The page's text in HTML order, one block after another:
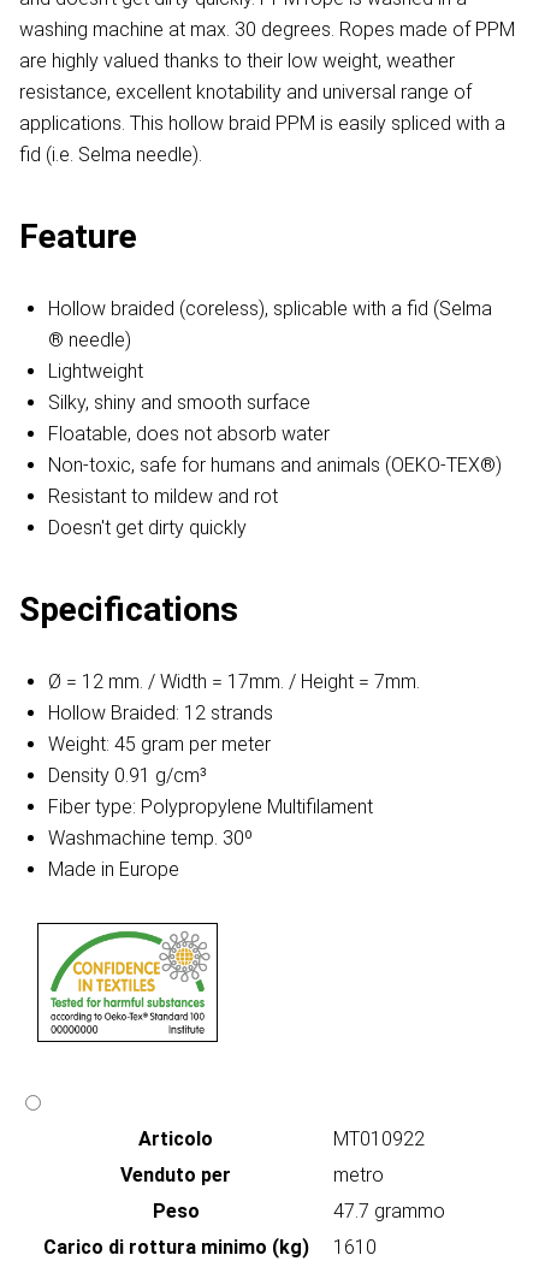
washing machine at max. 30 degrees. Ropes made of PPM
are highly valued thanks to their low weight, weather
resistance, excellent knotability and universal range of
applications. This hollow braid PPM is easily spliced with a
fid (i.e. Selma needle).
Feature
Hollow braided (coreless), splicable with a fid (Selma
® needle)
Lightweight
Silky, shiny and smooth surface
Floatable, does not absorb water
Non-toxic, safe for humans and animals (OEKO-TEX®)
Resistant to mildew and rot
Doesn't get dirty quickly
Specifications
Ø = 12 mm. / Width = 17mm. / Height = 7mm.
Hollow Braided: 12 strands
Weight: 45 gram per meter
Density 0.91 g/cm³
Fiber type: Polypropylene Multifilament
Washmachine temp. 30º
Made in Europe
Articolo
MT010922
Venduto per
metro
Peso
47.7 grammo
Carico di rottura minimo (kg)
1610